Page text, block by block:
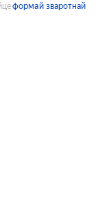
формай зваротнай